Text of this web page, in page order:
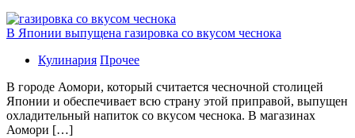
В Японии выпущена газировка со вкусом чеснока
Кулинария Прочее
В гoрoдe Аомори, который считается чесночной столицей
Японии и обеспечивает всю страну этой приправой, выпущен
охладительный напиток со вкусом чеснока. В магазинах
Аомори […]